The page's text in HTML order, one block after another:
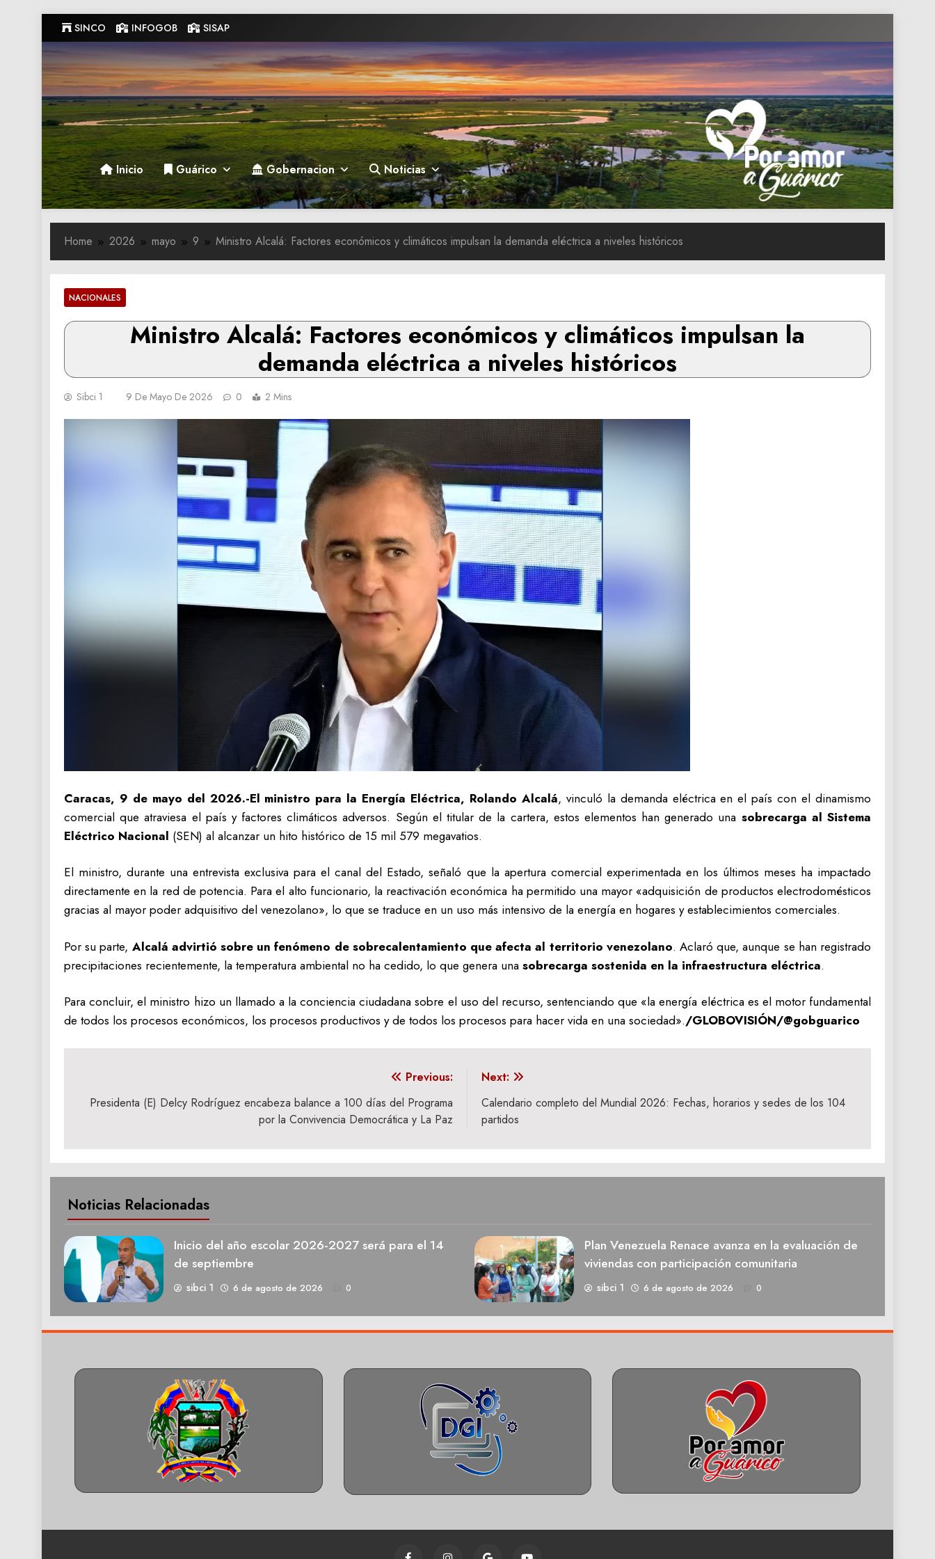
to
content
SINCO INFOGOB SISAP
Gobernacion de Guarico
Gobernacion de Guarico
Inicio Guárico Gobernacion Noticias
Home 2026 mayo 9 Ministro Alcalá: Factores económicos y climáticos impulsan la demanda eléctrica a niveles históricos
NACIONALES
Ministro Alcalá: Factores económicos y climáticos impulsan la
demanda eléctrica a niveles históricos
Sibci 1 9 De Mayo De 2026 0 2 Mins
Caracas, 9 de mayo del 2026.-El ministro para la Energía Eléctrica, Rolando Alcalá, vinculó la demanda eléctrica en el país con el dinamismo
comercial que atraviesa el país y factores climáticos adversos. Según el titular de la cartera, estos elementos han generado una sobrecarga al Sistema
Eléctrico Nacional (SEN) al alcanzar un hito histórico de 15 mil 579 megavatios.
El ministro, durante una entrevista exclusiva para el canal del Estado, señaló que la apertura comercial experimentada en los últimos meses ha impactado
directamente en la red de potencia. Para el alto funcionario, la reactivación económica ha permitido una mayor «adquisición de productos electrodomésticos
gracias al mayor poder adquisitivo del venezolano», lo que se traduce en un uso más intensivo de la energía en hogares y establecimientos comerciales.
Por su parte, Alcalá advirtió sobre un fenómeno de sobrecalentamiento que afecta al territorio venezolano. Aclaró que, aunque se han registrado
precipitaciones recientemente, la temperatura ambiental no ha cedido, lo que genera una sobrecarga sostenida en la infraestructura eléctrica.
Para concluir, el ministro hizo un llamado a la conciencia ciudadana sobre el uso del recurso, sentenciando que «la energía eléctrica es el motor fundamental
de todos los procesos económicos, los procesos productivos y de todos los procesos para hacer vida en una sociedad»./GLOBOVISIÓN/@gobguarico
de
Previous:
Presidenta (E) Delcy Rodríguez encabeza balance a 100 días del Programa
por la Convivencia Democrática y La Paz
Next:
Calendario completo del Mundial 2026: Fechas, horarios y sedes de los 104
partidos
Noticias Relacionadas
Inicio del año escolar 2026-2027 será para el 14
de septiembre
sibci 1 6 de agosto de 2026 0
Plan Venezuela Renace avanza en la evaluación de
viviendas con participación comunitaria
sibci 1 6 de agosto de 2026 0